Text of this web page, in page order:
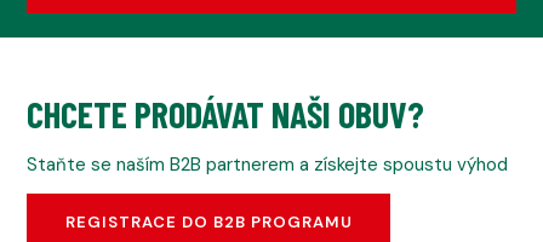
CHCETE PRODÁVAT NAŠI OBUV?
Staňte se naším B2B partnerem a získejte spoustu výhod
REGISTRACE DO B2B PROGRAMU